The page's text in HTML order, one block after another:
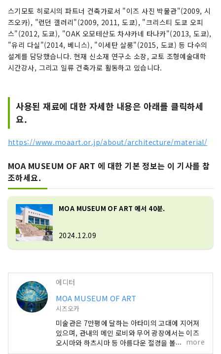
스기모토 히로시의 파트너 건축가로서 "이즈 사진 박물관"(2009, 시
즈오카), "런던 갤러리"(2009, 2011, 도쿄), "크리스티 도쿄 오피
스"(2012, 도쿄), "OAK 오모테산도 차샤카네 타나카"(2013, 도쿄),
"유리 다실"(2014, 베니스), "이세탄 살롱"(2015, 도쿄) 등 다수의
설계를 담당했습니다. 현재 신소재 연구소 소장, 교토 조형예술대학
시간강사, 그리고 일류 건축가로 활동하고 있습니다.
사용된 재료에 대한 자세한 내용은 아래를 클릭하세
요.
https://www.moaart.or.jp/about/architecture/material/
MOA MUSEUM OF ART 에 대한 기본 정보는 이 기사를 참
조하세요.
MOA MUSEUM OF ART 에서 40분.
2024.12.09
에디터
MOA MUSEUM OF ART
시즈오카
미술관은 7만평에 달하는 아타미의 고대에 지어져
있으며, 관내의 메인 로비와 무어 광장에서는 이즈
오시마와 하츠시마 등 아름다운 절경을 볼 수 있습
more